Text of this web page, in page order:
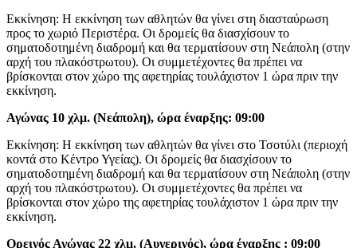
Εκκίνηση: Η εκκίνηση των αθλητών θα γίνει στη διασταύρωση
προς το χωριό Περιστέρα. Οι δρομείς θα διασχίσουν το
σηματοδοτημένη διαδρομή και θα τερματίσουν στη Νεάπολη (στην
αρχή του πλακόστρωτου). Οι συμμετέχοντες θα πρέπει να
βρίσκονται στον χώρο της αφετηρίας τουλάχιστον 1 ώρα πριν την
εκκίνηση.
Αγώνας 10 χλμ. (Νεάπολη), ώρα έναρξης: 09:00
Εκκίνηση: Η εκκίνηση των αθλητών θα γίνει στο Τσοτύλι (περιοχή
κοντά στο Κέντρο Υγείας). Οι δρομείς θα διασχίσουν το
σηματοδοτημένη διαδρομή και θα τερματίσουν στη Νεάπολη (στην
αρχή του πλακόστρωτου). Οι συμμετέχοντες θα πρέπει να
βρίσκονται στον χώρο της αφετηρίας τουλάχιστον 1 ώρα πριν την
εκκίνηση.
Ορεινός Αγώνας 22 χλμ. (Αυγερινός), ώρα έναρξης : 09:00